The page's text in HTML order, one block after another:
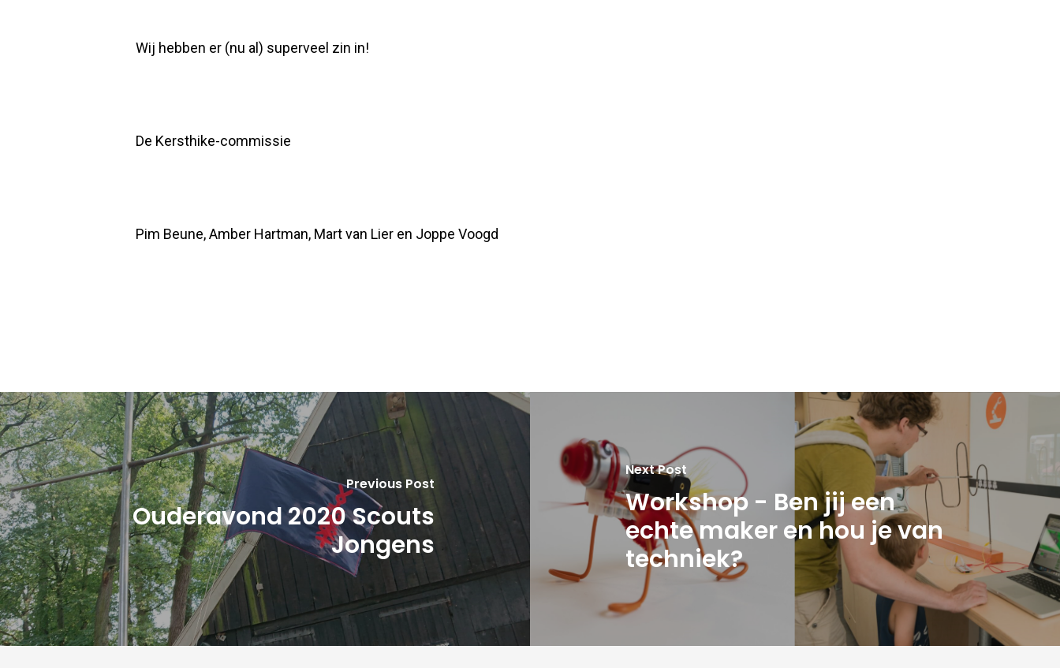
Wij hebben er (nu al) superveel zin in!
De Kersthike-commissie
Pim Beune, Amber Hartman, Mart van Lier en Joppe Voogd
Previous Post
Ouderavond 2020 Scouts
Jongens
Next Post
Workshop - Ben jij een
echte maker en hou je van
techniek?